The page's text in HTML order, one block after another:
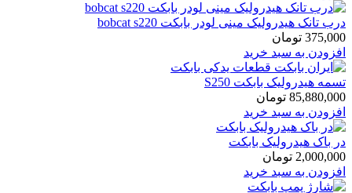
درب تانک هیدرولیک مینی لودر بابکت bobcat s220
375,000 تومان
افزودن به سبد خرید
تسمه هیدرولیک بابکت S250
85,880,000 تومان
افزودن به سبد خرید
در باک هیدرولیک بابکت
2,000,000 تومان
افزودن به سبد خرید